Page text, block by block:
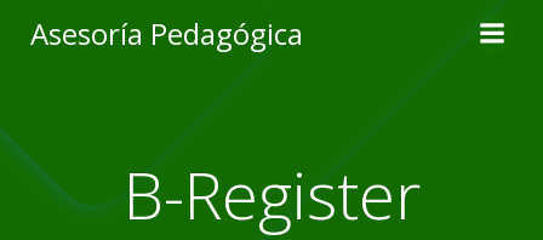
to
Asesoría Pedagógica
B-Register